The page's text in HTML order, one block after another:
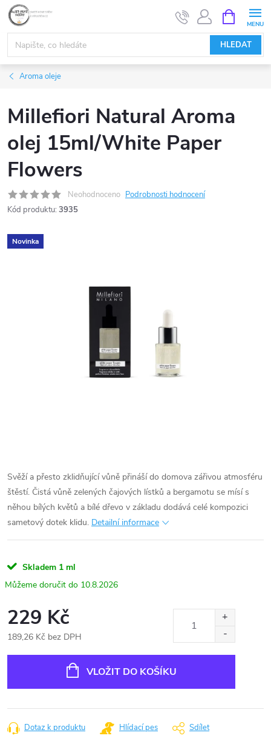
Přejít
obsah
HLEDAT
NÁKUPNÍ
KOŠÍK
Aroma oleje
Millefiori Natural Aroma
olej 15ml/White Paper
Flowers
Neohodnoceno Podrobnosti hodnocení
Kód produktu: 3935
Novinka
Svěží a přesto zklidňující vůně přináší do domova zářivou atmosféru
štěstí. Čistá vůně zelených čajových lístků a bergamotu se mísí s
něhou bílých květů a bílé dřevo v základu dodává celé kompozici
sametový dotek klidu. Detailní informace
Skladem 1 ml
10.8.2026
229 Kč
189,26 Kč bez DPH
VLOŽIT DO KOŠÍKU
Dotaz k produktu Hlídací pes Sdílet